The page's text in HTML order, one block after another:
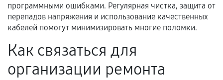
Когда гарантия не действует
Нарушение правил эксплуатации,
перегрев, коррозия.
программными ошибками. Регулярная чистка, защита от
перепадов напряжения и использование качественных
кабелей помогут минимизировать многие поломки.
Как связаться для
организации ремонта